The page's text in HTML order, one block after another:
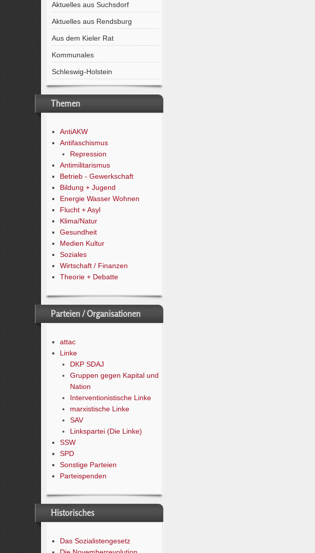
Aktuelles aus Suchsdorf
Aktuelles aus Rendsburg
Aus dem Kieler Rat
Kommunales
Schleswig-Holstein
Themen
AntiAKW
Antifaschismus
Repression
Antimilitarismus
Betrieb - Gewerkschaft
Bildung + Jugend
Energie Wasser Wohnen
Flucht + Asyl
Klima/Natur
Gesundheit
Medien Kultur
Soziales
Wirtschaft / Finanzen
Theorie + Debatte
Parteien / Organisationen
attac
Linke
DKP SDAJ
Gruppen gegen Kapital und
Nation
Interventionistische Linke
marxistische Linke
SAV
Linkspartei (Die Linke)
SSW
SPD
Sonstige Parteien
Parteispenden
Historisches
Das Sozialistengesetz